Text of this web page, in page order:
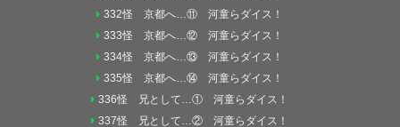
332怪 京都へ…⑪ 河童らダイス！
333怪 京都へ…⑫ 河童らダイス！
334怪 京都へ…⑬ 河童らダイス！
335怪 京都へ…⑭ 河童らダイス！
336怪 兄として…① 河童らダイス！
337怪 兄として…② 河童らダイス！